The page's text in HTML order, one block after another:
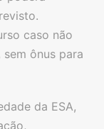
caso não
ônus para
da ESA,